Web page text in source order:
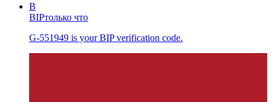
B
BIPтолько что
G-551949 is your BIP verification code.